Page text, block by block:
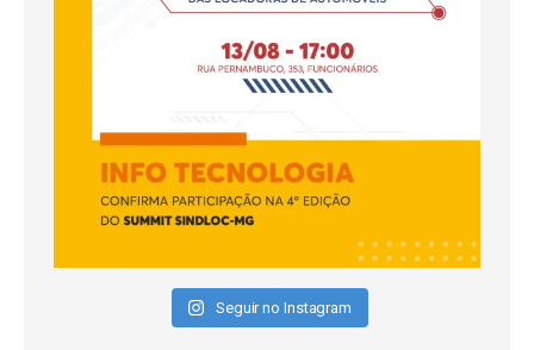
Seguir no Instagram